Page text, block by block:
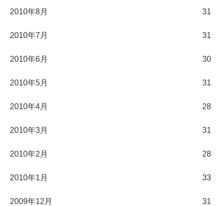
2010年8月 31
2010年7月 31
2010年6月 30
2010年5月 31
2010年4月 28
2010年3月 31
2010年2月 28
2010年1月 33
2009年12月 31